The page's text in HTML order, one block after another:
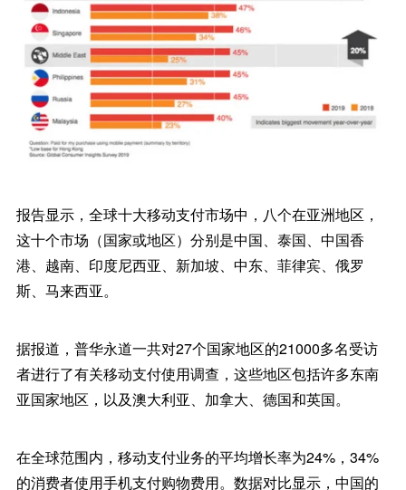
报告显示，全球十大移动支付市场中，八个在亚洲地区，
这十个市场（国家或地区）分别是中国、泰国、中国香
港、越南、印度尼西亚、新加坡、中东、菲律宾、俄罗
斯、马来西亚。
据报道，普华永道一共对27个国家地区的21000多名受访
者进行了有关移动支付使用调查，这些地区包括许多东南
亚国家地区，以及澳大利亚、加拿大、德国和英国。
在全球范围内，移动支付业务的平均增长率为24%，34%
的消费者使用手机支付购物费用。数据对比显示，中国的